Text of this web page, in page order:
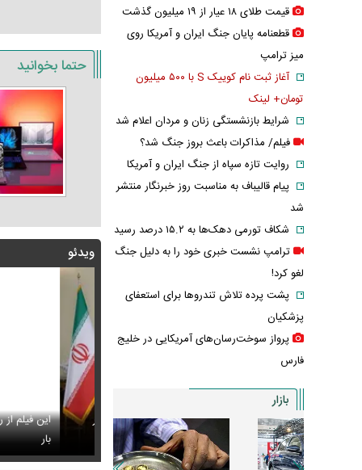
حتما بخوانید
ویدئو
خطاب به خبرنگاران چه گفت؟ /تأکید رئیس‌جمهور بر
این فیلم از رهبر
جدید هدی زین‌العابدین همه را غافلگیر کرد لیونل مسی
قیمت طلای ۱۸ عیار از ۱۹ میلیون گذشت
قطعنامه پایان جنگ ایران و آمریکا روی
میز ترامپ
آغاز ثبت نام کوییک S با ۵۰۰ میلیون
تومان+ لینک
شرایط بازنشستگی زنان و مردان اعلام شد
فیلم/ مذاکرات باعث بروز جنگ شد؟
روایت تازه سپاه از جنگ ایران و آمریکا
پیام قالیباف به مناسبت روز خبرنگار منتشر
شد
شکاف تورمی دهک‌ها به ۱۵.۲ درصد رسید
ترامپ نشست خبری خود را به دلیل جنگ
لغو کرد!
پشت پرده تلاش تندروها برای استعفای
پزشکیان
پرواز سوخت‌رسان‌های آمریکایی در خلیج
فارس
بازار